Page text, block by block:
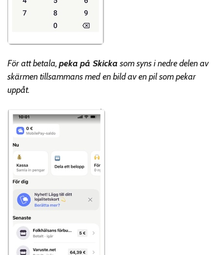
För att betala,peka på Skicka som syns i nedre delen av
skärmen tillsammans med en bild av en pil som pekar
uppåt.